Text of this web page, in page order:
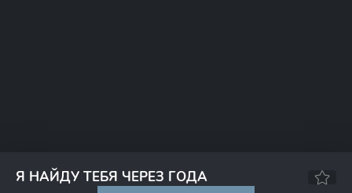
Я НАЙДУ ТЕБЯ ЧЕРЕЗ ГОДА